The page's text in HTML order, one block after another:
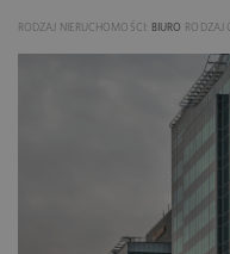
RODZAJ NIERUCHOMOŚCI: BIURO RODZAJ